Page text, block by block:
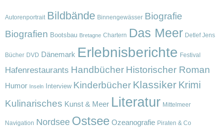
Autorenportrait Bildbände Binnengewässer Biografie
Biografien Bootsbau Bretagne Chartern Das Meer Detlef Jens
Bücher DVD Dänemark Erlebnisberichte Festival
Hafenrestaurants Handbücher Historischer Roman
Humor Inseln Interview Kinderbücher Klassiker Krimi
Kulinarisches Kunst & Meer Literatur Mittelmeer
Navigation Nordsee Ostsee Ozeanografie Piraten & Co